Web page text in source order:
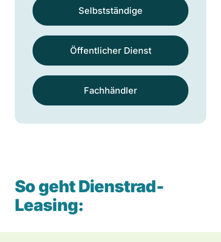
Selbst­ständige
Öffentlicher Dienst
Fach­händler
So geht Dienstrad-
Leasing: